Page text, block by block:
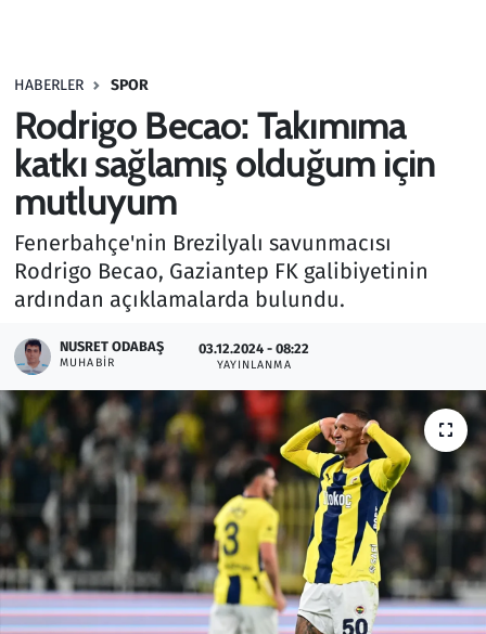
HABERLER SPOR
Rodrigo Becao: Takımıma
katkı sağlamış olduğum için
mutluyum
Fenerbahçe'nin Brezilyalı savunmacısı
Rodrigo Becao, Gaziantep FK galibiyetinin
ardından açıklamalarda bulundu.
NUSRET ODABAŞ
MUHABIR
03.12.2024 - 08:22
YAYINLANMA
Haber
Kültür Sanat
Kurumsal Haberler
Lezzet Durağı
Memur ve Kamu
Otomobil
Oyun
Ramazan
Resmi İlanlar
Rüya Tabirleri